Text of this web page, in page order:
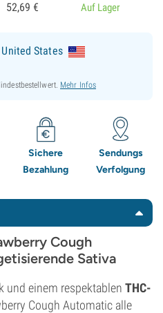
52,69 € Auf Lager
States
Mehr Infos
Sichere
Bezahlung
Sendungs
Verfolgung
Cough
Sativa
und einem respektablen THC-
Cough Automatic alle